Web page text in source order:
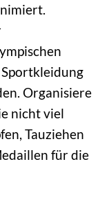
Sportkleidung
Organisiere
nicht viel
Tauziehen
für die